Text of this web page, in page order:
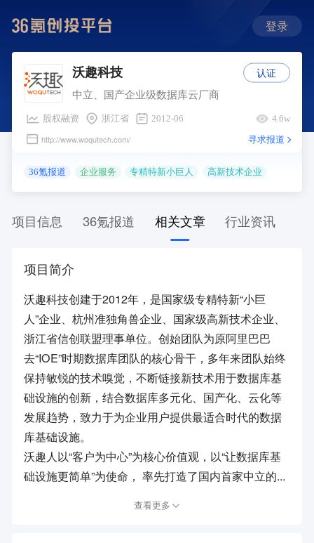
登录
沃趣科技
中立、国产企业级数据库云厂商
股权融资 浙江省 2012-06 4.6w
http://www.woqutech.com/ 寻求报道
36氪报道 企业服务 专精特新小巨人 高新技术企业
认证
项目信息 36氪报道 相关文章 行业资讯
项目简介
沃趣科技创建于2012年，是国家级专精特新“小巨
人”企业、杭州准独角兽企业、国家级高新技术企业、
浙江省信创联盟理事单位。创始团队为原阿里巴巴
去“IOE”时期数据库团队的核心骨干，多年来团队始终
保持敏锐的技术嗅觉，不断链接新技术用于数据库基
础设施的创新，结合数据库多元化、国产化、云化等
发展趋势，致力于为企业用户提供最适合时代的数据
库基础设施。
沃趣人以“客户为中心”为核心价值观，以“让数据库基
础设施更简单”为使命， 率先打造了国内首家中立的...
查看更多